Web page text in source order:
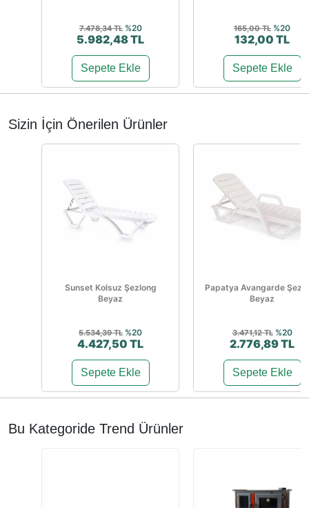
7.478,34 TL %20
5.982,48 TL
Sepete Ekle
165,00 TL %20
132,00 TL
Sepete Ekle
Sizin İçin Önerilen Ürünler
Sunset Kolsuz Şezlong
Beyaz
5.534,39 TL %20
4.427,50 TL
Sepete Ekle
Papatya Avangarde
Beyaz
3.471,12 TL %20
2.776,89 TL
Sepete Ekle
Bu Kategoride Trend Ürünler